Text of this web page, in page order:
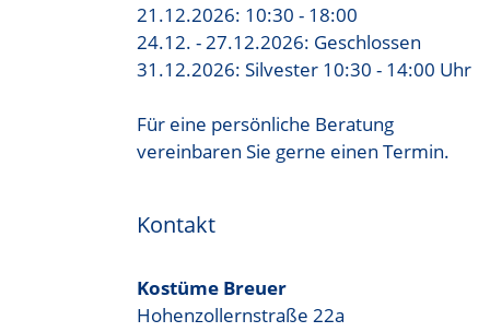
21.12.2026: 10:30 - 18:00
24.12. - 27.12.2026: Geschlossen
31.12.2026: Silvester 10:30 - 14:00 Uhr
Für eine persönliche Beratung
vereinbaren Sie gerne einen Termin.
Kontakt
Kostüme Breuer
Hohenzollernstraße 22a